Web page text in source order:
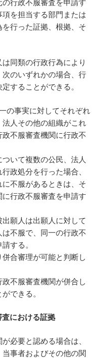
行政不服審査を申請す
を担当する部門または
行った証拠、根拠、そ
同類の行政行為により
のいずれかの場合、行
することができる。
の事実に対してそれぞれ
人その他の組織がこれ
不服審査機関に行政不
ついて複数の公民、法人
政処分を行った場合、
不服があるときは、そ
行政不服審査を申請す
出願人は出願人に対して
不服で、同一の行政不
する。
併合審理が可能と判断し
不服審査機関が併合し
できる。
における証拠
必要と認める場合は、
事者およびその他の関